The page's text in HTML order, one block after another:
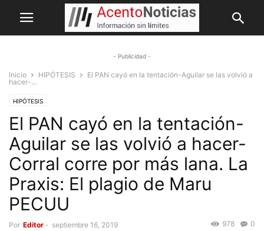
- Publicidad -
Inicio HIPÓTESIS
El PAN cayó en la tentación-Aguilar se las volvió a
hacer-...
HIPÓTESIS
El PAN cayó en la tentación-
Aguilar se las volvió a hacer-
Corral corre por más lana. La
Praxis: El plagio de Maru
PECUU
Por Editor - septiembre 16, 2019 0
978